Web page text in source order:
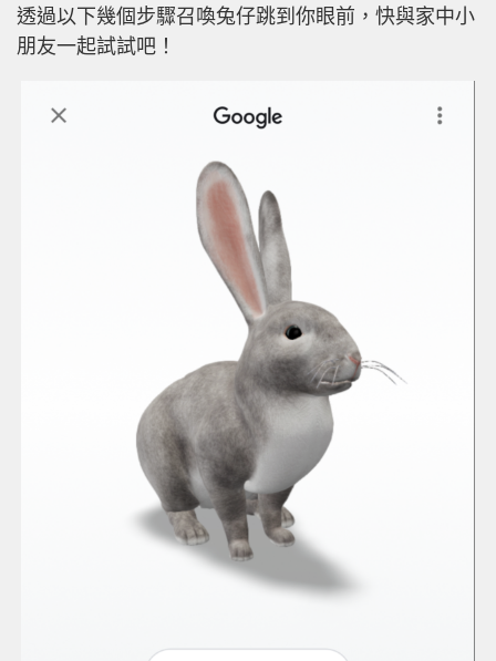
透過以下幾個步驟召喚兔仔跳到你眼前，快與家中小
朋友一起試試吧！